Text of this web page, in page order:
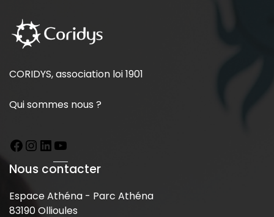
CORIDYS, association loi 1901
Qui sommes nous ?
Nous contacter
Espace Athéna - Parc Athéna
83190 Ollioules